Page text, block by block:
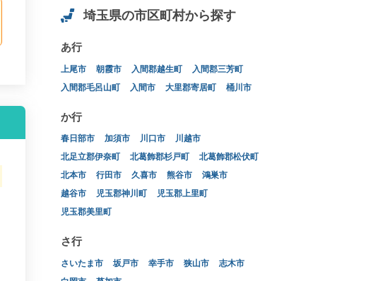
埼玉県の市区町村から探す
あ行
上尾市 朝霞市 入間郡越生町
入間郡三芳町
入間郡毛呂山町
入間市 大里郡寄居町 桶川市
か行
春日部市 加須市 川口市
川越市
北足立郡伊奈町
北葛飾郡杉戸町
北葛飾郡松伏町
北本市
行田市 久喜市 熊谷市
鴻巣市
越谷市
児玉郡神川町
児玉郡上里町
児玉郡美里町
さ行
さいたま市 坂戸市 幸手市 狭山市
志木市